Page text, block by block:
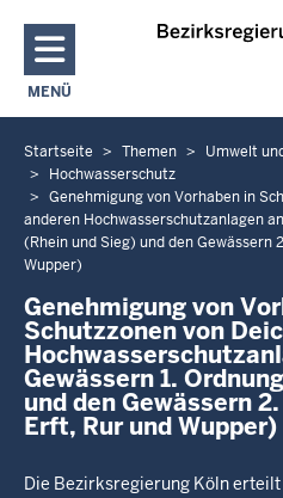
Direkt
MENÜ
NAVIGATION AKTIVIEREN/
Sie
befinden
sich
hier
Startseite Themen Umwelt
Hochwasserschutz
Genehmigung von Vorhaben in
anderen Hochwasserschutzanlagen
(Rhein und Sieg) und den Gewässern
Wupper)
Genehmigung von
Schutzzonen von
Gewässern 1.
und den Gewässern
Erft, Rur und Wupper)
Die Bezirksregierung Köln